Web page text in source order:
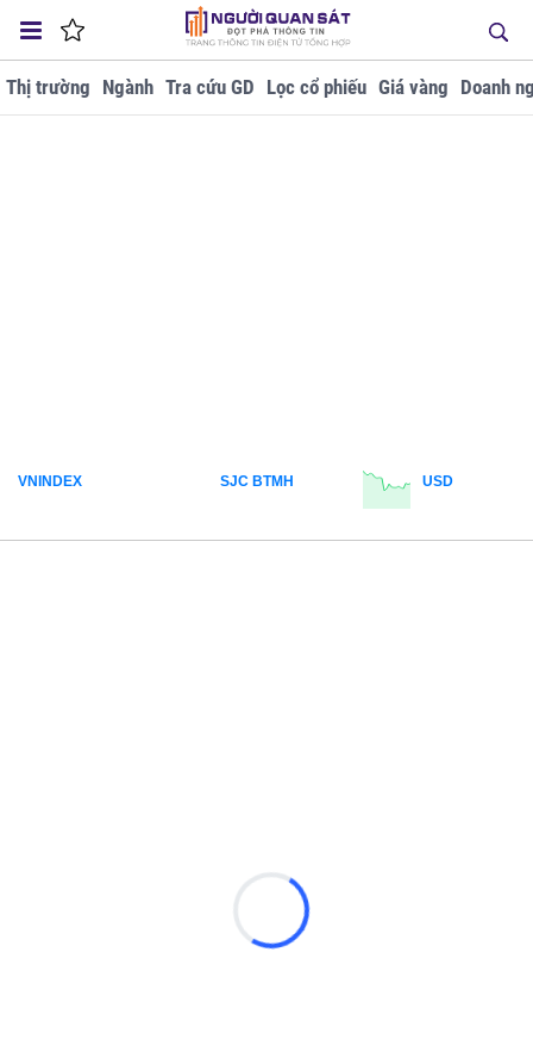
Thị trường Ngành Tra cứu GD Lọc cổ phiếu Giá vàng Doanh
VNINDEX SJC BTMH USD